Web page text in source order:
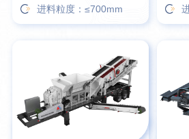
进料粒度：≤700mm